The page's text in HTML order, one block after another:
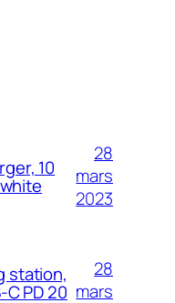
10
28
mars
2023
station,
C PD 20
28
mars